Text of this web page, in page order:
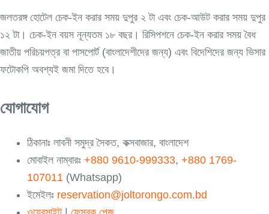
জলতরঙ্গ হোটেল চেক-ইন করার সময় দুপুর ২ টা এবং চেক-আউট করার সময় দুপুর
১২ টা। চেক-ইন বয়স নূন্যতম ১৮ বছর। রিসিপশনে চেক-ইন করার সময় বৈধ
জাতীয় পরিচয়পত্র বা পাসপোর্ট (বাংলাদেশীদের জন্য) এবং বিদেশিদের জন্য ভিসার
ফটোকপি অবশ্যই জমা দিতে হবে।
যোগাযোগ
ঠিকানাঃ লাবনী সমুদ্র সৈকত, কক্সবাজার, বাংলাদেশ
মোবাইল নাম্বারঃ +880 9610-999333, +880 1769-
107011 (Whatsapp)
ইমেইলঃ reservation@joltorongo.com.bd